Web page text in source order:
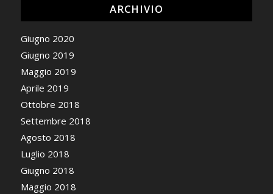
ARCHIVIO
Giugno 2020
Giugno 2019
Maggio 2019
Aprile 2019
Ottobre 2018
Settembre 2018
Agosto 2018
Luglio 2018
Giugno 2018
Maggio 2018